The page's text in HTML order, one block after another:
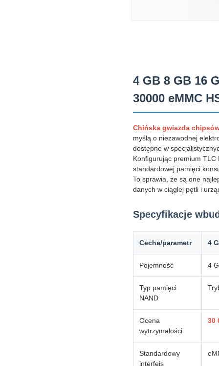
4 GB 8 GB 16
30000 eMMC
Chińska gwiazda
myślą o niezawodnej
dostępne w
Konfigurując premium TLC
standardowej pamięci
To sprawia, że ​​są one
danych w ciągłej pętli i
Specyfikacje
Cecha/parametr 4
Pojemność 4
Typ pamięci
NAND
Ocena
wytrzymałości
30
Standardowy
interfejs